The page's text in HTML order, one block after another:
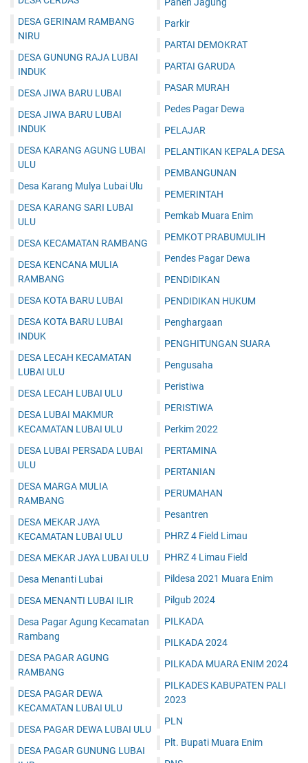
DESA GERINAM RAMBANG
NIRU
DESA GUNUNG RAJA LUBAI
INDUK
DESA JIWA BARU LUBAI
DESA JIWA BARU LUBAI
INDUK
DESA KARANG AGUNG LUBAI
ULU
Desa Karang Mulya Lubai Ulu
DESA KARANG SARI LUBAI
ULU
DESA KECAMATAN RAMBANG
DESA KENCANA MULIA
RAMBANG
DESA KOTA BARU LUBAI
DESA KOTA BARU LUBAI
INDUK
DESA LECAH KECAMATAN
LUBAI ULU
DESA LECAH LUBAI ULU
DESA LUBAI MAKMUR
KECAMATAN LUBAI ULU
DESA LUBAI PERSADA LUBAI
ULU
DESA MARGA MULIA
RAMBANG
DESA MEKAR JAYA
KECAMATAN LUBAI ULU
DESA MEKAR JAYA LUBAI ULU
Desa Menanti Lubai
DESA MENANTI LUBAI ILIR
Desa Pagar Agung Kecamatan
Rambang
DESA PAGAR AGUNG
RAMBANG
DESA PAGAR DEWA
KECAMATAN LUBAI ULU
DESA PAGAR DEWA LUBAI ULU
DESA PAGAR GUNUNG LUBAI
Panen Jagung
Parkir
PARTAI DEMOKRAT
PARTAI GARUDA
PASAR MURAH
Pedes Pagar Dewa
PELAJAR
PELANTIKAN KEPALA DESA
PEMBANGUNAN
PEMERINTAH
Pemkab Muara Enim
PEMKOT PRABUMULIH
Pendes Pagar Dewa
PENDIDIKAN
PENDIDIKAN HUKUM
Penghargaan
PENGHITUNGAN SUARA
Pengusaha
Peristiwa
PERISTIWA
Perkim 2022
PERTAMINA
PERTANIAN
PERUMAHAN
Pesantren
PHRZ 4 Field Limau
PHRZ 4 Limau Field
Pildesa 2021 Muara Enim
Pilgub 2024
PILKADA
PILKADA 2024
PILKADA MUARA ENIM 2024
PILKADES KABUPATEN PALI
2023
PLN
Plt. Bupati Muara Enim